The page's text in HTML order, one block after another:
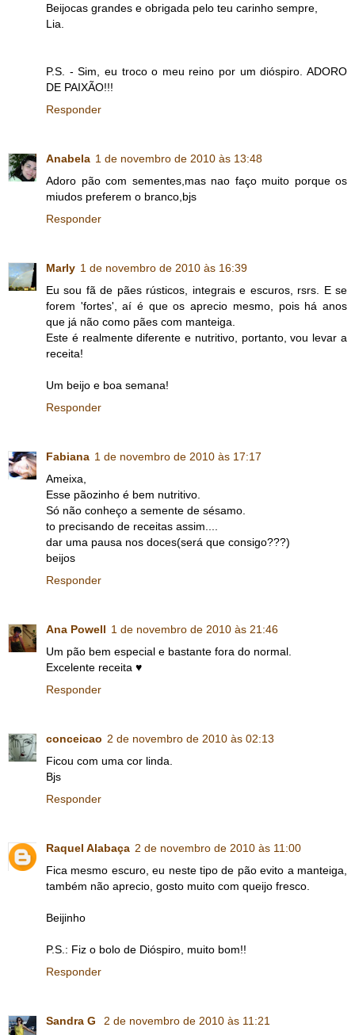
Beijocas grandes e obrigada pelo teu carinho sempre,
Lia.
P.S. - Sim, eu troco o meu reino por um dióspiro. ADORO
DE PAIXÃO!!!
Responder
Anabela 1 de novembro de 2010 às 13:48
Adoro pão com sementes,mas nao faço muito porque os
miudos preferem o branco,bjs
Responder
Marly 1 de novembro de 2010 às 16:39
Eu sou fã de pães rústicos, integrais e escuros, rsrs. E se
forem 'fortes', aí é que os aprecio mesmo, pois há anos
que já não como pães com manteiga.
Este é realmente diferente e nutritivo, portanto, vou levar a
receita!
Um beijo e boa semana!
Responder
Fabiana 1 de novembro de 2010 às 17:17
Ameixa,
Esse pãozinho é bem nutritivo.
Só não conheço a semente de sésamo.
to precisando de receitas assim....
dar uma pausa nos doces(será que consigo???)
beijos
Responder
Ana Powell 1 de novembro de 2010 às 21:46
Um pão bem especial e bastante fora do normal.
Excelente receita ♥
Responder
conceicao 2 de novembro de 2010 às 02:13
Ficou com uma cor linda.
Bjs
Responder
Raquel Alabaça 2 de novembro de 2010 às 11:00
Fica mesmo escuro, eu neste tipo de pão evito a manteiga,
também não aprecio, gosto muito com queijo fresco.
Beijinho
P.S.: Fiz o bolo de Dióspiro, muito bom!!
Responder
Sandra G
2 de novembro de 2010 às 11:21